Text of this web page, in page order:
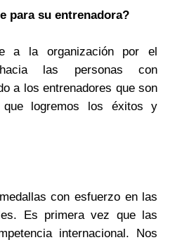
para su entrenadora?
a la organización por el
las personas con
a los entrenadores que son
logremos los éxitos y
con esfuerzo en las
Es primera vez que las
internacional. Nos